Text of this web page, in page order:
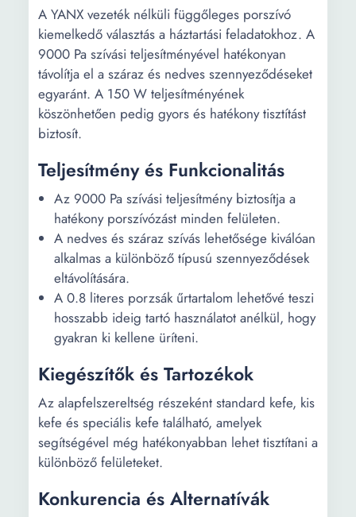
A YANX vezeték nélküli függőleges porszívó
kiemelkedő választás a háztartási feladatokhoz. A
9000 Pa szívási teljesítményével hatékonyan
távolítja el a száraz és nedves szennyeződéseket
egyaránt. A 150 W teljesítményének
köszönhetően pedig gyors és hatékony tisztítást
biztosít.
Teljesítmény és Funkcionalitás
Az 9000 Pa szívási teljesítmény biztosítja a
hatékony porszívózást minden felületen.
A nedves és száraz szívás lehetősége kiválóan
alkalmas a különböző típusú szennyeződések
eltávolítására.
A 0.8 literes porzsák űrtartalom lehetővé teszi
hosszabb ideig tartó használatot anélkül, hogy
gyakran ki kellene üríteni.
Kiegészítők és Tartozékok
Az alapfelszereltség részeként standard kefe, kis
kefe és speciális kefe található, amelyek
segítségével még hatékonyabban lehet tisztítani a
különböző felületeket.
Konkurencia és Alternatívák